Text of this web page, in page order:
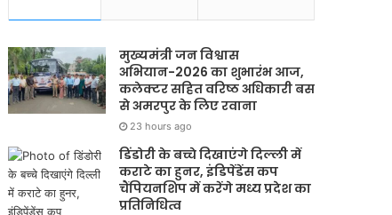
मुख्यमंत्री जन विश्वास
अभियान-2026 का शुभारंभ आज,
कलेक्टर सहित वरिष्ठ अधिकारी बस
से अमरपुर के लिए रवाना
23 hours ago
डिंडोरी के बच्चे दिखाएंगे दिल्ली में
कराटे का हुनर, इंडिपेंडेंस कप
चैंपियनशिप में करेंगे मध्य प्रदेश का
प्रतिनिधित्व